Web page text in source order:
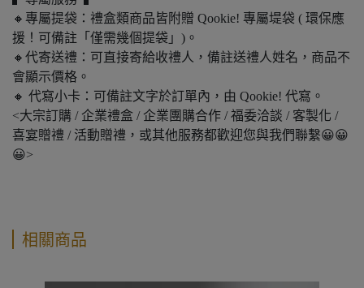
🔸專屬提袋：禮盒類商品皆附贈 Qookie! 專屬堤袋 ( 環保應
援！可備註「僅需幾個提袋」)。
🔸代寄送禮：可直接寄給收禮人，備註送禮人姓名，商品不
會顯示價格。
🔸 代寫小卡：可備註文字於訂單內，由 Qookie! 代寫。
<大宗訂購 / 企業禮盒 / 企業團購合作 / 福委洽談 / 客製化 /
喜宴贈禮 / 活動贈禮，或其他服務都歡迎您與我們聯繫😀😀
😀>
相關商品